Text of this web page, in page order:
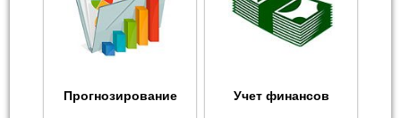
Прогнозирование Учет финансов